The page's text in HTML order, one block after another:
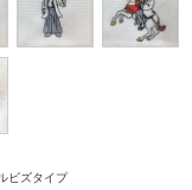
ビズタイプ